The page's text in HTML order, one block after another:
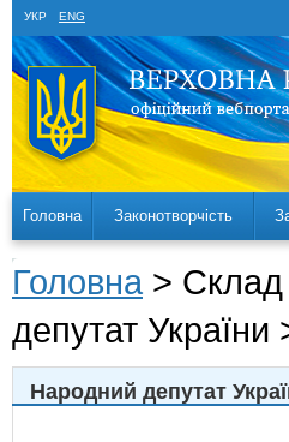
УКР ENG
Головна Законотворчість
Головна > Склад
депутат України
Народний депутат